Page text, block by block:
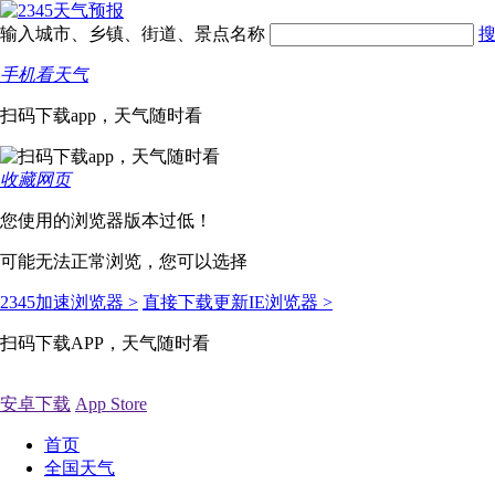
输入城市、乡镇、街道、景点名称
手机看天气
扫码下载app，天气随时看
收藏网页
您使用的浏览器版本过低！
可能无法正常浏览，您可以选择
2345加速浏览器 > 直接下载更新IE浏览器 >
扫码下载APP，天气随时看
安卓下载 App Store
首页
全国天气